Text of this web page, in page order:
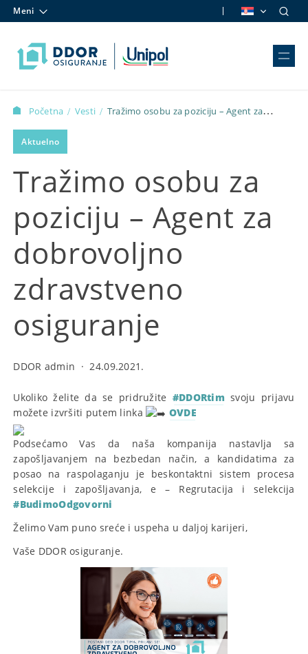
Meni
Početna / Vesti / Tražimo osobu za poziciju – Agent za
dobrovoljno zdravstveno osiguranje
Aktuelno
Tražimo osobu za
poziciju – Agent za
dobrovoljno
zdravstveno
osiguranje
DDOR admin ·24.09.2021.
Ukoliko želite da se pridružite #DDORtim svoju prijavu
možete izvršiti putem linka
OVDE
Podsećamo Vas da naša kompanija nastavlja sa
zapošljavanjem na bezbedan način, a kandidatima za
posao na raspolaganju je beskontaktni sistem procesa
selekcije i zapošljavanja, e – Regrutacija i selekcija
#BudimoOdgovorni
Želimo Vam puno sreće i uspeha u daljoj karijeri,
Vaše DDOR osiguranje.